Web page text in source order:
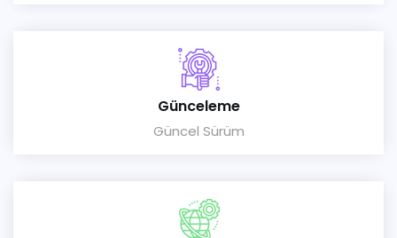
Günceleme
Güncel Sürüm